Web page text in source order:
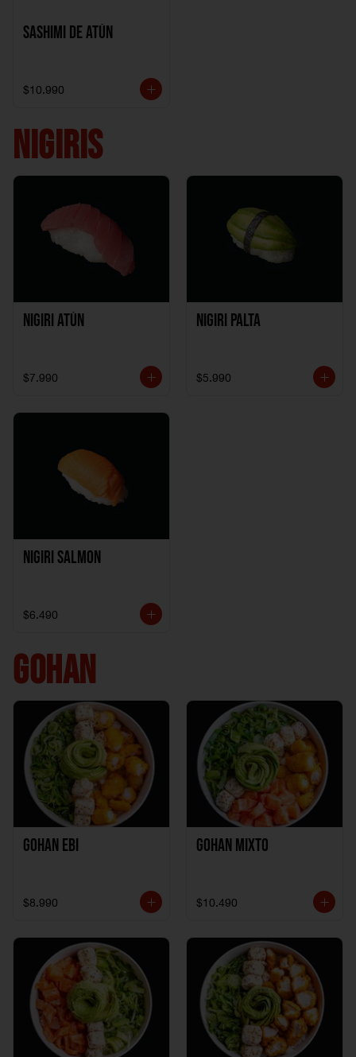
Sashimi de Atún
$10.990
NIGIRIS
Nigiri Atún
$7.990
Nigiri Palta
$5.990
Nigiri Salmon
$6.490
GOHAN
Gohan Ebi
$8.990
Gohan Mixto
$10.490